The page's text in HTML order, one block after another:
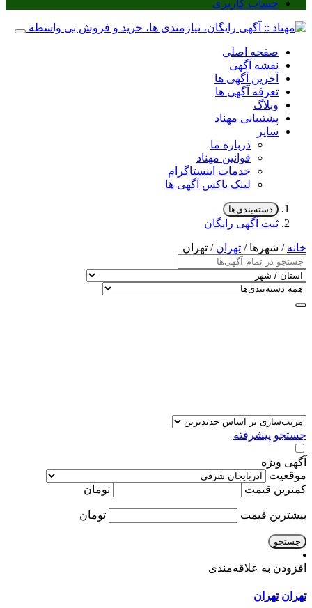
حساب کاربری
صفحه اصلی
نقشه آگهی
آخرین آگهی ها
تعرفه آگهی ها
وبلاگ
پشتیبانی مهناد
سایر
درباره ما
قوانین مهناد
خدمات اینستاگرام
لینک باکس آگهی ها
دسته‌بندی‌ها
ثبت آگهی رایگان
خانه / شهرها / تهران / تهران
جستجو پیشرفته
آگهی ویژه
موقعیت
کمترین قیمت
تومان
بیشترین قیمت تومان
جستجو
افزودن به علاقه‌مندی
تهران تهران